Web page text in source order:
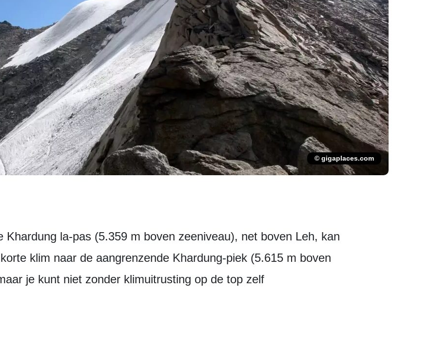
© gigaplaces.com
Khardung la-pas (5.359 m boven zeeniveau), net boven Leh, kan
klim naar de aangrenzende Khardung-piek (5.615 m boven
je kunt niet zonder klimuitrusting op de top zelf